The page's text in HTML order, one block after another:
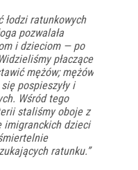
łodzi ratunkowych
pozwalała
i dzieciom — po
płaczące
mężów; mężów
pospieszyły i
Wśród tego
staliśmy oboje z
imigranckich dzieci
ratunku.”